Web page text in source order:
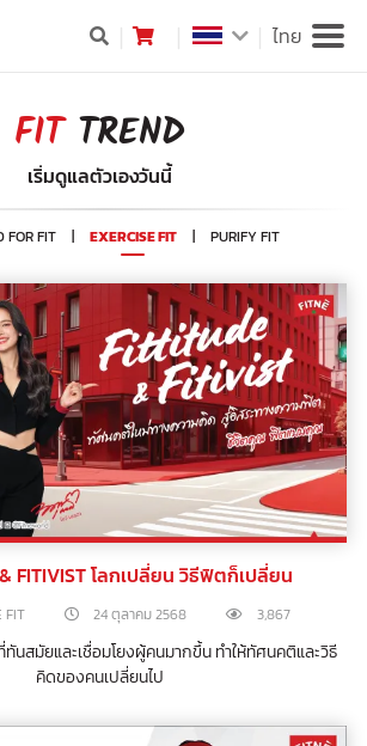
ไทย
FITTREND
เริ่มดูแลตัวเองวันนี้
FOR FIT | EXERCISE FIT | PURIFY FIT
FITIVIST โลกเปลี่ยน วิธีฟิตก็เปลี่ยน
FIT 24 ตุลาคม 2568 3,867
ทันสมัยและเชื่อมโยงผู้คนมากขึ้น ทำให้ทัศนคติและวิธี
คิดของคนเปลี่ยนไป